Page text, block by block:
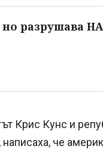
разрушава
Крис Кунс и
че